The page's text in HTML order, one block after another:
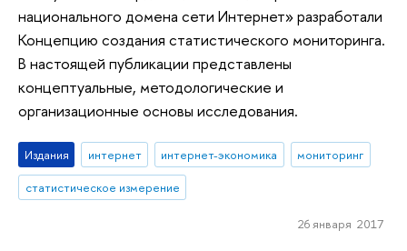
национального домена сети Интернет» разработали
Концепцию создания статистического мониторинга.
В настоящей публикации представлены
концептуальные, методологические и
организационные основы исследования.
Издания интернет интернет-экономика
мониторинг
статистическое измерение
26 января 2017